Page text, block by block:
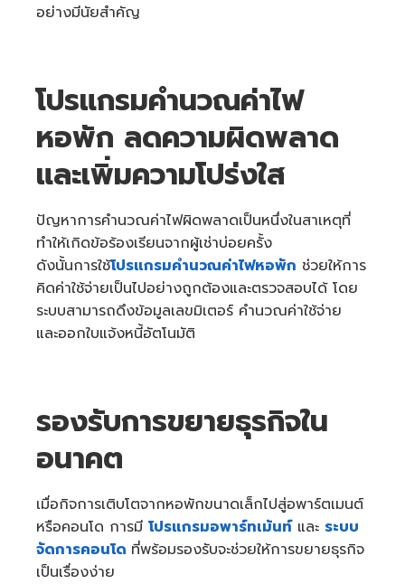
อย่างมีนัยสำคัญ
โปรแกรมคำนวณค่าไฟ
หอพัก ลดความผิดพลาด
และเพิ่มความโปร่งใส
ปัญหาการคำนวณค่าไฟผิดพลาดเป็นหนึ่งในสาเหตุที่
ทำให้เกิดข้อร้องเรียนจากผู้เช่าบ่อยครั้ง
ดังนั้นการใช้โปรแกรมคำนวณค่าไฟหอพัก ช่วยให้การ
คิดค่าใช้จ่ายเป็นไปอย่างถูกต้องและตรวจสอบได้ โดย
ระบบสามารถดึงข้อมูลเลขมิเตอร์ คำนวณค่าใช้จ่าย
และออกใบแจ้งหนี้อัตโนมัติ
รองรับการขยายธุรกิจใน
อนาคต
เมื่อกิจการเติบโตจากหอพักขนาดเล็กไปสู่อพาร์ตเมนต์
หรือคอนโด การมี โปรแกรมอพาร์ทเม้นท์และ ระบบ
จัดการคอนโด ที่พร้อมรองรับจะช่วยให้การขยายธุรกิจ
เป็นเรื่องง่าย